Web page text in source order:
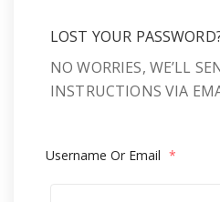
LOST YOUR
NO WORRIES, WE’LL
INSTRUCTIONS VIA
Username Or Email *